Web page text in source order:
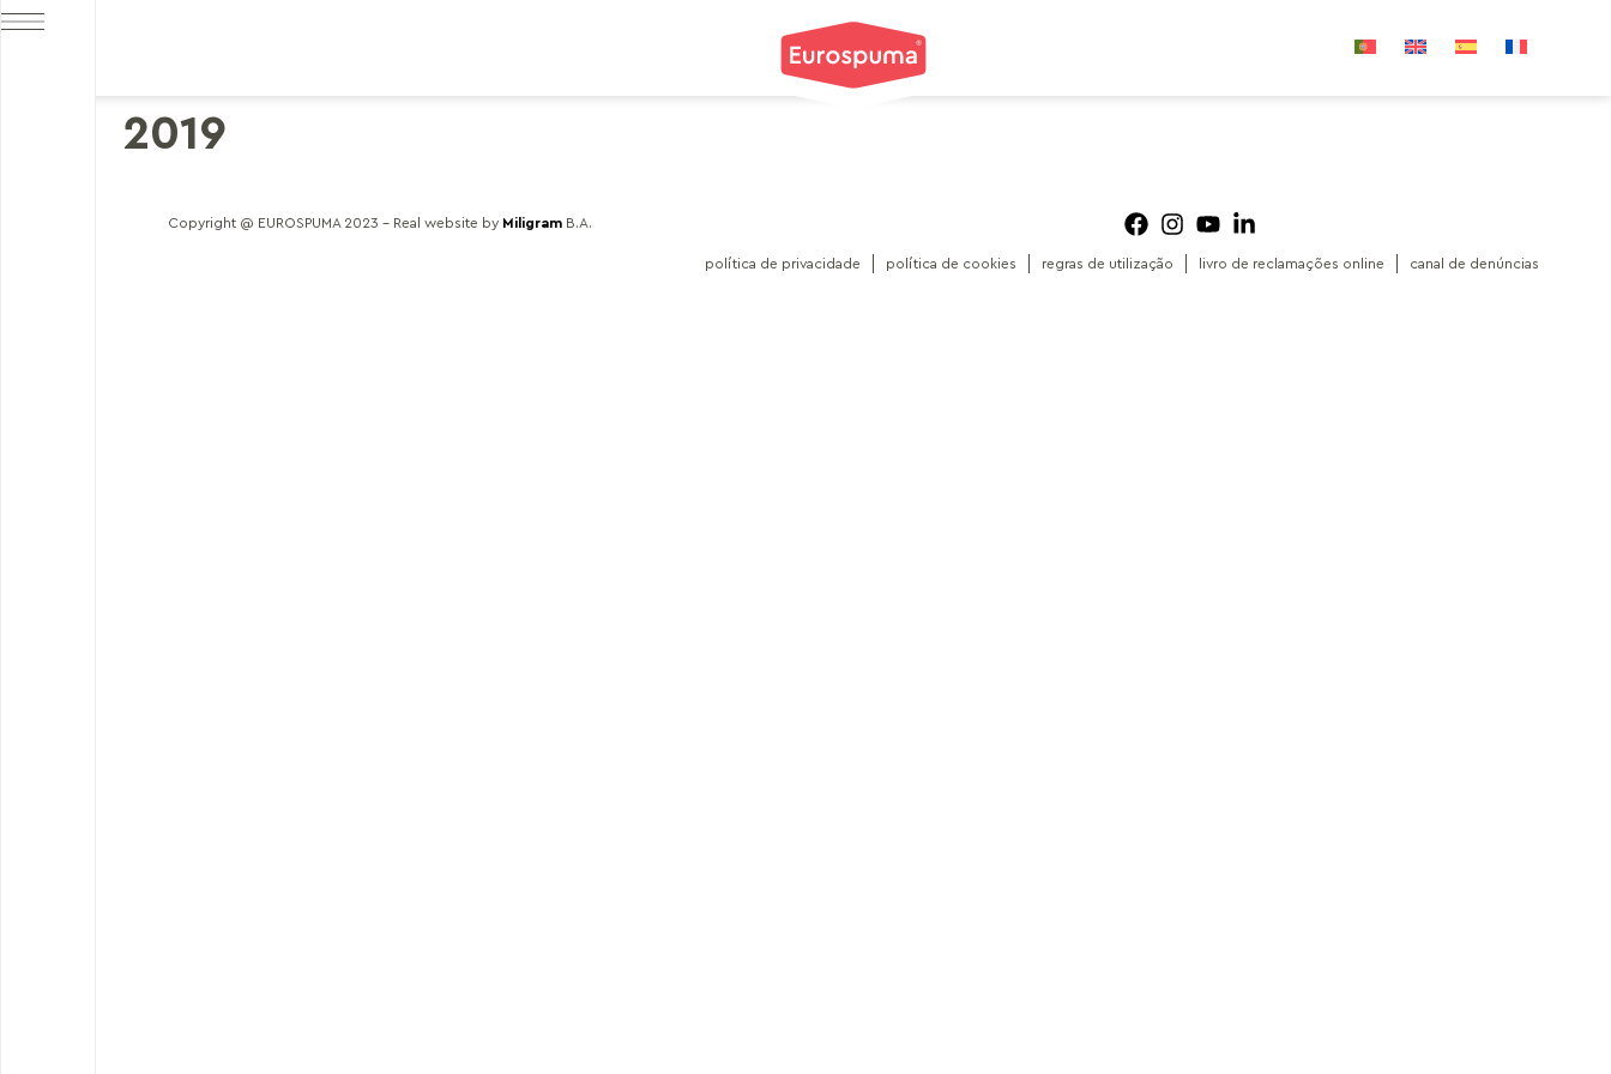
2019
Copyright @ EUROSPUMA 2023 – Real website by Miligram B.A.
política de privacidade política de cookies regras de utilização livro de reclamações online canal de denúncias